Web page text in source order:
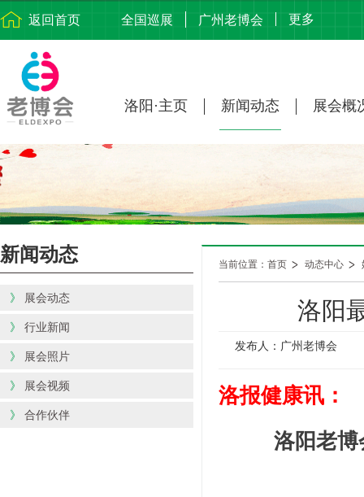
返回首页 全国巡展 广州老博会 更多
洛阳·主页 新闻动态 展会概
新闻动态
》 展会动态
》 行业新闻
》 展会照片
》 展会视频
》 合作伙伴
当前位置：首页 动态中心
洛阳
发布人：广州老博会
洛报健康讯：
洛阳老